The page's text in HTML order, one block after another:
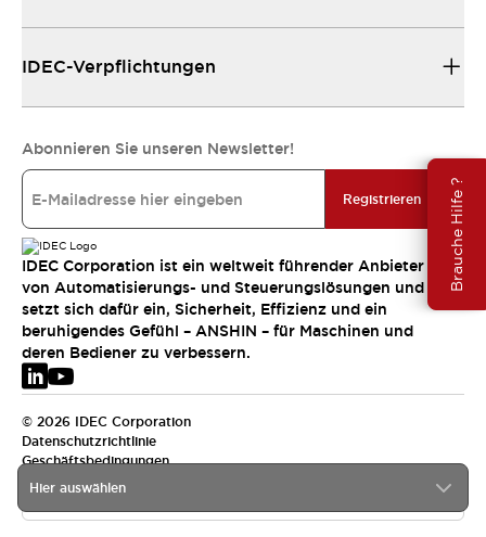
Brauche Hilfe ?
Hier auswählen
IDEC-Verpflichtungen
Abonnieren Sie unseren Newsletter!
Registrieren
IDEC Corporation ist ein weltweit führender Anbieter
von Automatisierungs- und Steuerungslösungen und
setzt sich dafür ein, Sicherheit, Effizienz und ein
beruhigendes Gefühl – ANSHIN – für Maschinen und
deren Bediener zu verbessern.
© 2026 IDEC Corporation
Datenschutzrichtlinie
Geschäftsbedingungen
EMEA